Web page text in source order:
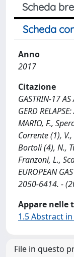
Scheda
Scheda
Anno
2017
Citazione
GASTRIN-17 AS
GERD
MARIO, F.,
Corrente (1),
Bortoli (4), N.,
Franzoni, L.,
EUROPEAN
2050-6414. -
Appare nelle
1.5 Abstract in
File in questo